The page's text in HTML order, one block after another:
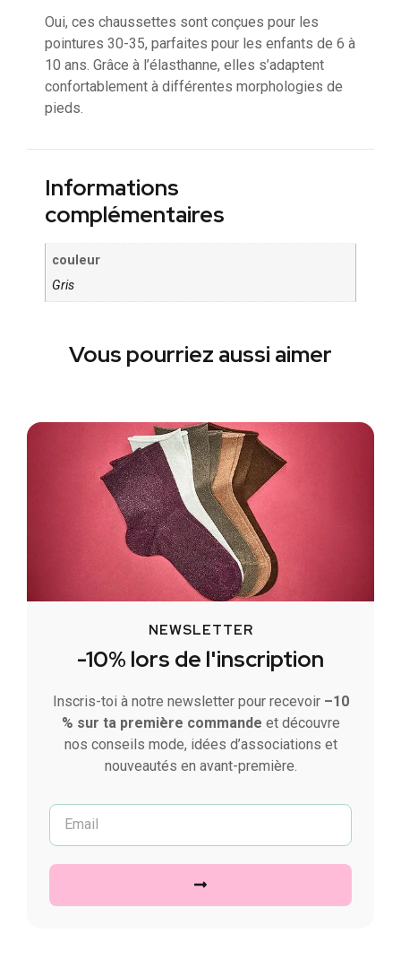
Oui, ces chaussettes sont conçues pour les
pointures 30-35, parfaites pour les enfants de 6 à
10 ans. Grâce à l’élasthanne, elles s’adaptent
confortablement à différentes morphologies de
pieds.
Informations
complémentaires
couleur
Gris
Vous pourriez aussi aimer
NEWSLETTER
-10% lors de l'inscription
Inscris-toi à notre newsletter pour recevoir –10
% sur ta première commande et découvre
nos conseils mode, idées d’associations et
nouveautés en avant-première.